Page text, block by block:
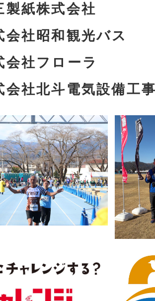
製紙株式会社
会社昭和観光バス
会社フローラ
会社北斗電気設備工